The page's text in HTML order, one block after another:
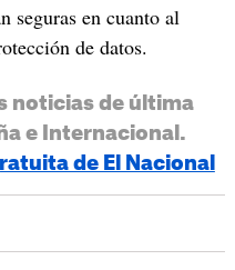
seguras en cuanto al
de datos.
noticias de última
e Internacional.
de El Nacional